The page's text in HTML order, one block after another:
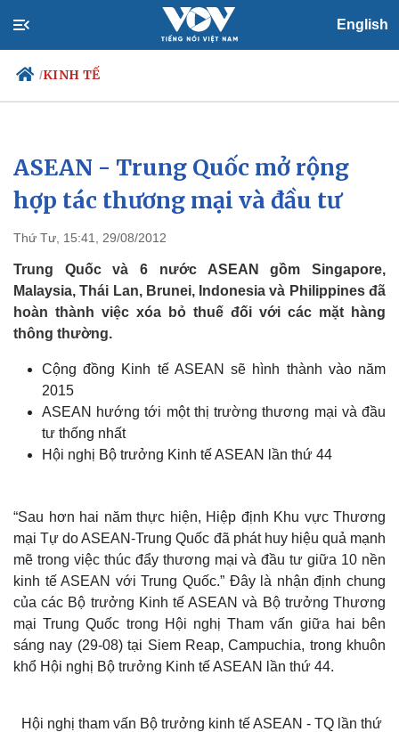
English
/KINH TẾ
Chính trị
Đảng
Tổ chức nhân sự
Nhận diện sự thật
Xã hội
Tin 24h
Dự báo thời tiết
Việc làm
Biển đảo
ASEAN - Trung Quốc mở rộng
hợp tác thương mại và đầu tư
Thứ Tư, 15:41, 29/08/2012
Trung Quốc và 6 nước ASEAN gồm Singapore,
Malaysia, Thái Lan, Brunei, Indonesia và Philippines đã
hoàn thành việc xóa bỏ thuế đối với các mặt hàng
thông thường.
Cộng đồng Kinh tế ASEAN sẽ hình thành vào năm
2015
ASEAN hướng tới một thị trường thương mại và đầu
tư thống nhất
Hội nghị Bộ trưởng Kinh tế ASEAN lần thứ 44
“Sau hơn hai năm thực hiện, Hiệp định Khu vực Thương
mại Tự do ASEAN-Trung Quốc đã phát huy hiệu quả mạnh
mẽ trong việc thúc đẩy thương mại và đầu tư giữa 10 nền
kinh tế ASEAN với Trung Quốc.” Đây là nhận định chung
của các Bộ trưởng Kinh tế ASEAN và Bộ trưởng Thương
mại Trung Quốc trong Hội nghị Tham vấn giữa hai bên
sáng nay (29-08) tại Siem Reap, Campuchia, trong khuôn
khổ Hội nghị Bộ trưởng Kinh tế ASEAN lần thứ 44.
Hội nghị tham vấn Bộ trưởng kinh tế ASEAN - TQ lần thứ